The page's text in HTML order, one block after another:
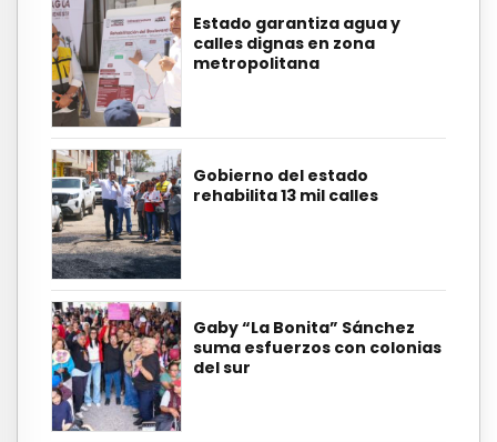
Estado garantiza agua y
calles dignas en zona
metropolitana
Gobierno del estado
rehabilita 13 mil calles
Gaby “La Bonita” Sánchez
suma esfuerzos con colonias
del sur